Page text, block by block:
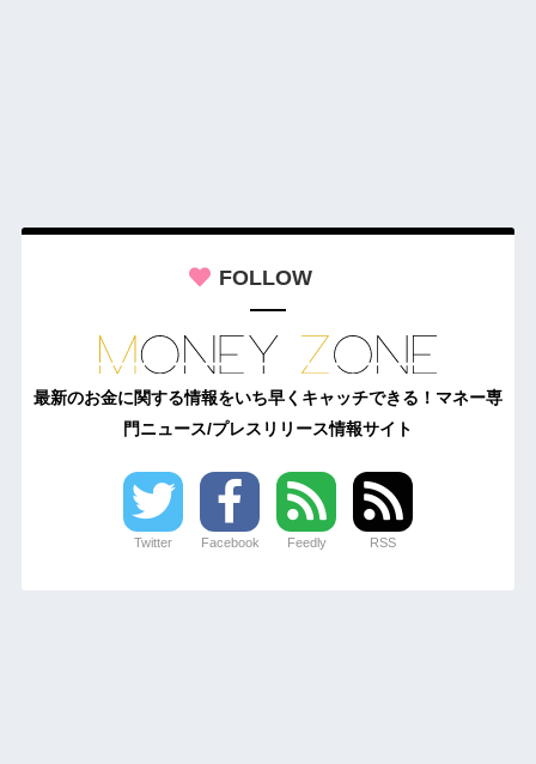
FOLLOW
最新のお金に関する情報をいち早くキャッチできる！マネー専
門ニュース/プレスリリース情報サイト
Twitter Facebook Feedly RSS